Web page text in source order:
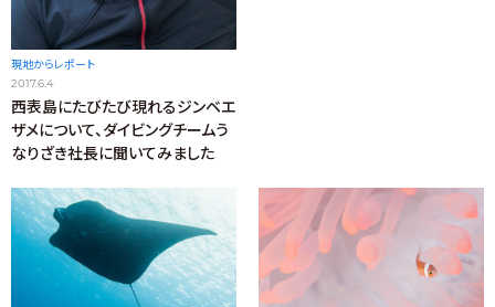
現地からレポート
2017.6.4
西表島にたびたび現れるジンベエ
ザメについて、ダイビングチームう
なりざき社長に聞いてみました